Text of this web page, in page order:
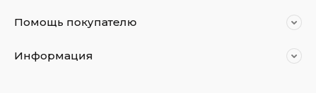
Помощь покупателю
Информация